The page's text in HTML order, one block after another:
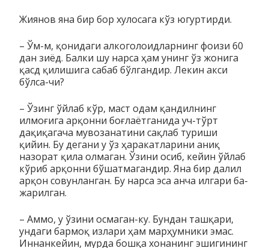
Жиянов яна бир бор хулосага кўз югуртирди.
– Ўм-м, қонидаги алкоголоидларнинг фоизи 60
дан зиёд. Балки шу нарса ҳам унинг ўз жонига
қасд қилишига сабаб бўлгандир. Лекин акси
бўлса-чи?
– Ўзинг ўйлаб кўр, маст одам қандилнинг
илмоғига арқонни боғлаётганида уч-тўрт
дақиқагача мувозанатини сақлаб туриши
қийин. Бу дегани у ўз ҳаракатларини аниқ
назорат қила ол­ма­ган. Ўзини осиб, кейин ўйлаб
кўриб арқонни бўшат­магандир. Яна бир далил
арқон совунланган. Бу нарса эса анча илгари ба­
жарилган.
– Аммо, у ўзини осмаган-ку. Бундан ташқари,
ундаги бармоқ излари ҳам марҳумники эмас.
Иннанкейин, мурда бошқа хо­на­нинг эшигининг